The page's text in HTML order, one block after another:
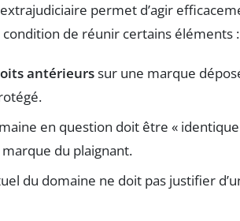
permet d’agir
de réunir certains éléments :
antérieurssur une marque
en question doit être «
du plaignant.
du domaine ne doit pas justifier